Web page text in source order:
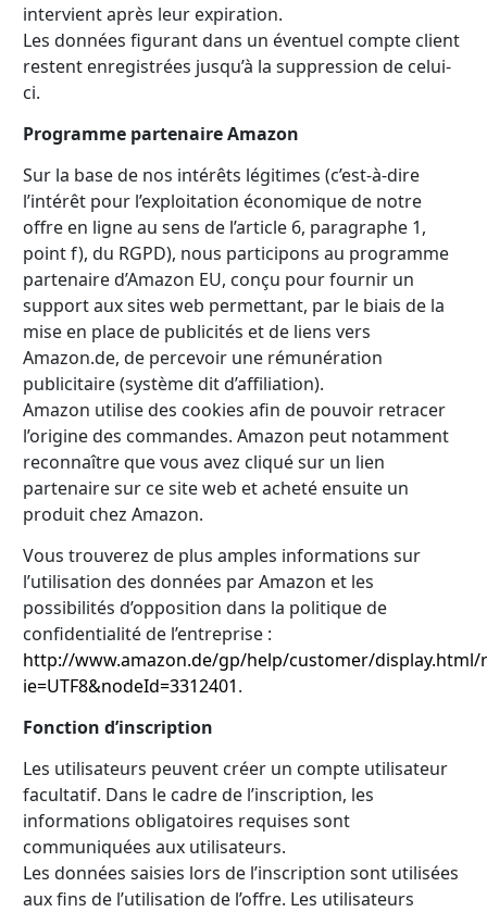
intervient après leur expiration.
Les données figurant dans un éventuel compte client
restent enregistrées jusqu’à la suppression de celui-
ci.
Programme partenaire Amazon
Sur la base de nos intérêts légitimes (c’est-à-dire
l’intérêt pour l’exploitation économique de notre
offre en ligne au sens de l’article 6, paragraphe 1,
point f), du RGPD), nous participons au programme
partenaire d’Amazon EU, conçu pour fournir un
support aux sites web permettant, par le biais de la
mise en place de publicités et de liens vers
Amazon.de, de percevoir une rémunération
publicitaire (système dit d’affiliation).
Amazon utilise des cookies afin de pouvoir retracer
l’origine des commandes. Amazon peut notamment
reconnaître que vous avez cliqué sur un lien
partenaire sur ce site web et acheté ensuite un
produit chez Amazon.
Vous trouverez de plus amples informations sur
l’utilisation des données par Amazon et les
possibilités d’opposition dans la politique de
confidentialité de l’entreprise :
http://www.amazon.de/gp/help/customer/display.html/
ie=UTF8&nodeId=3312401.
Fonction d’inscription
Les utilisateurs peuvent créer un compte utilisateur
facultatif. Dans le cadre de l’inscription, les
informations obligatoires requises sont
communiquées aux utilisateurs.
Les données saisies lors de l’inscription sont utilisées
aux fins de l’utilisation de l’offre. Les utilisateurs